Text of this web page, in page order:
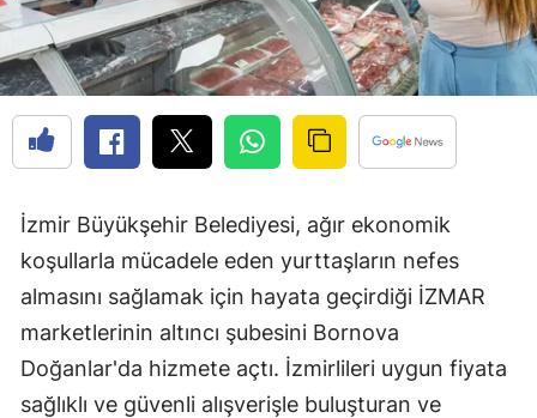
İzmir Büyükşehir Belediyesi, ağır ekonomik
koşullarla mücadele eden yurttaşların nefes
almasını sağlamak için hayata geçirdiği İZMAR
marketlerinin altıncı şubesini Bornova
Doğanlar'da hizmete açtı. İzmirlileri uygun fiyata
sağlıklı ve güvenli alışverişle buluşturan ve